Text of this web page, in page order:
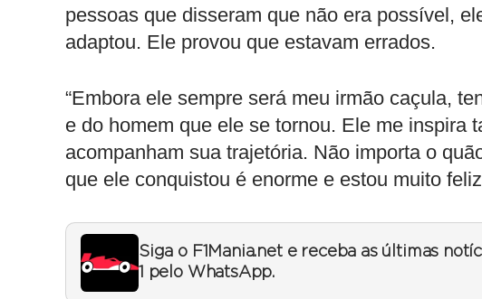
pessoas que disseram que não era possível,
adaptou. Ele provou que estavam errados.
“Embora ele sempre será meu irmão caçula,
e do homem que ele se tornou. Ele me inspira
acompanham sua trajetória. Não importa o
que ele conquistou é enorme e estou muito
Siga o F1Mania.net e receba as últimas
1 pelo WhatsApp.